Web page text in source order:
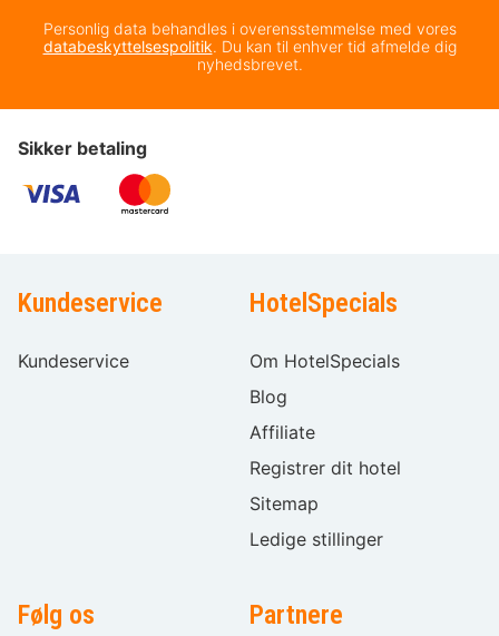
Personlig data behandles i overensstemmelse med vores
databeskyttelsespolitik. Du kan til enhver tid afmelde dig
nyhedsbrevet.
Sikker betaling
Kundeservice
Kundeservice
HotelSpecials
Om HotelSpecials
Blog
Affiliate
Registrer dit hotel
Sitemap
Ledige stillinger
Følg os Partnere